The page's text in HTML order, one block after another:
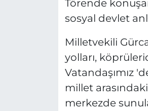
Törende
sosyal devlet
Milletvekili
yolları,
Vatandaşımız
millet
merkezde